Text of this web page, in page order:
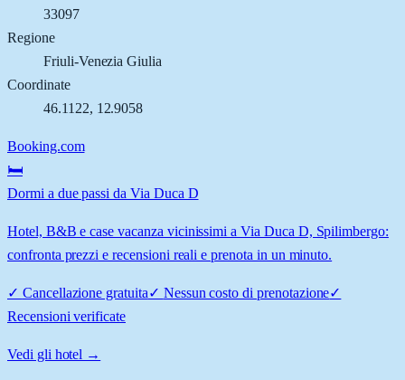
33097
Regione
Friuli-Venezia Giulia
Coordinate
46.1122, 12.9058
Booking.com
🛏️
Dormi a due passi da Via Duca D
Hotel, B&B e case vacanza vicinissimi a Via Duca D, Spilimbergo:
confronta prezzi e recensioni reali e prenota in un minuto.
✓ Cancellazione gratuita✓ Nessun costo di prenotazione✓
Recensioni verificate
Vedi gli hotel →